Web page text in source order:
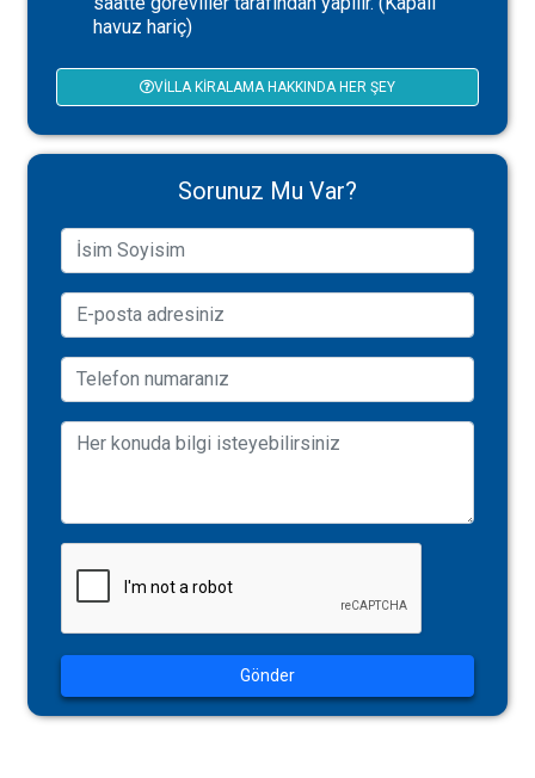
havuz hariç)
VILLA KIRALAMA HAKKINDA HER ŞEY
Sorunuz Mu Var?
Gönder